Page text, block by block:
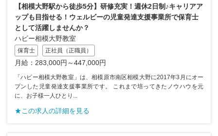
【相模大野駅から徒歩5分】研修充実！週休2日制♪キャリアア
ップも目指せる！ウェルビーの児童発達支援事業所で保育士
として活躍しませんか？
ハビー相模大野教室
保育士 正社員（正職員）
月給：283,000円～447,000円
「ハビー相模大野教室」は、相模原市南区相模大野に2017年3月にオー
プンした児童発達支援事業所です。 これまで培ってきたノウハウを元
に、お子様一人ひとり...
★この求人の詳細を見る